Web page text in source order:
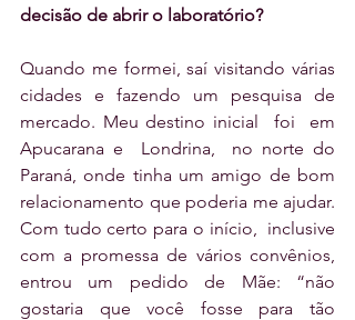
decisão de abrir o laboratório?
Quando me formei, saí visitando várias
cidades e fazendo um pesquisa de
mercado. Meu destino inicial  foi  em
Apucarana e  Londrina,  no norte do
Paraná, onde tinha um amigo de bom
relacionamento que poderia me ajudar.
Com tudo certo para o início,  inclusive
com a promessa de vários convênios,
entrou um pedido de Mãe: “não
gostaria que você fosse para tão